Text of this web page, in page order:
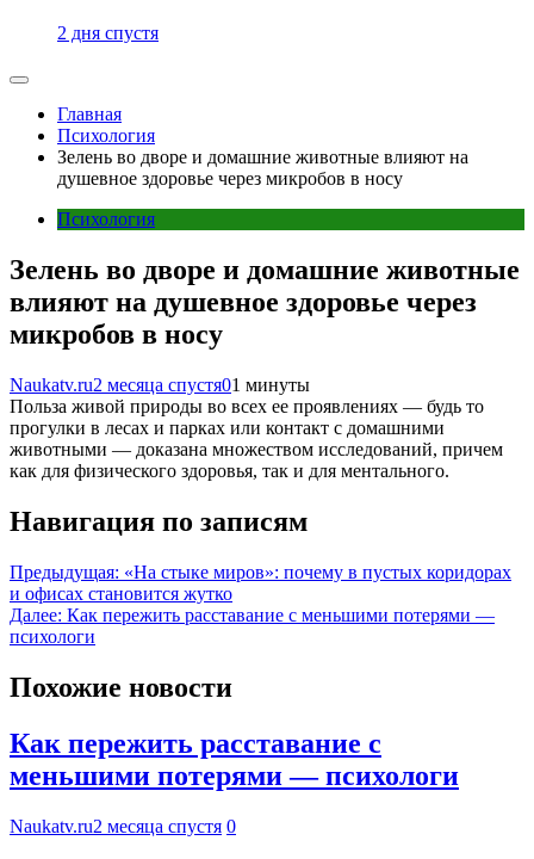
2 дня спустя
Главная
Психология
Зелень во дворе и домашние животные влияют на
душевное здоровье через микробов в носу
Психология
Зелень во дворе и домашние животные
влияют на душевное здоровье через
микробов в носу
Naukatv.ru2 месяца спустя01 минуты
Польза живой природы во всех ее проявлениях — будь то
прогулки в лесах и парках или контакт с домашними
животными — доказана множеством исследований, причем
как для физического здоровья, так и для ментального.
Навигация по записям
Предыдущая: «На стыке миров»: почему в пустых коридорах
и офисах становится жутко
Далее: Как пережить расставание с меньшими потерями —
психологи
Похожие новости
Как пережить расставание с
меньшими потерями — психологи
Naukatv.ru2 месяца спустя 0